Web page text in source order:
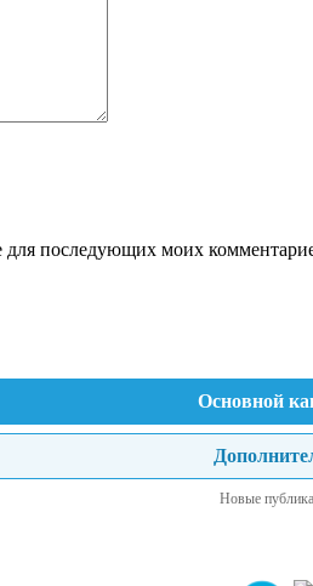
для последующих моих
Основной
Новые